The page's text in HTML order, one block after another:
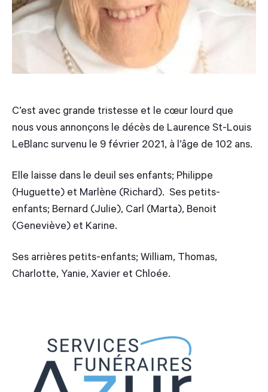
C’est avec grande tristesse et le cœur lourd que
nous vous annonçons le décès de Laurence St-Louis
LeBlanc survenu le 9 février 2021, à l’âge de 102 ans.
Elle laisse dans le deuil ses enfants; Philippe
(Huguette) et Marlène (Richard). Ses petits-
enfants; Bernard (Julie), Carl (Marta), Benoit
(Geneviève) et Karine.
Ses arrières petits-enfants; William, Thomas,
Charlotte, Yanie, Xavier et Chloée.